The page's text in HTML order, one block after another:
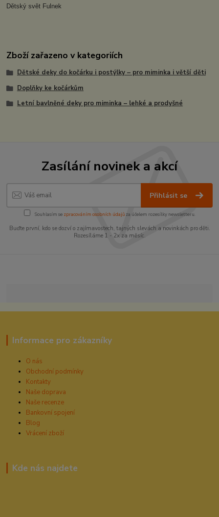
Dětský svět Fulnek
Zboží zařazeno v kategoriích
Dětské deky do kočárku i postýlky – pro miminka i větší děti
Doplňky ke kočárkům
Letní bavlněné deky pro miminka – lehké a prodyšné
Zasílání novinek a akcí
Přihlásit se
Souhlasím se zpracováním osobních údajůza účelem rozesílky newsletteru.
Buďte první, kdo se dozví o zajímavostech, tajných slevách a novinkách pro děti.
Rozesíláme 1 - 2x za měsíc.
Informace pro zákazníky
O nás
Obchodní podmínky
Kontakty
Naše doprava
Naše recenze
Bankovní spojení
Blog
Vrácení zboží
Kde nás najdete